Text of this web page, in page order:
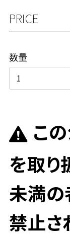
PRICE
数量
こ
を取り
未満
禁止さ